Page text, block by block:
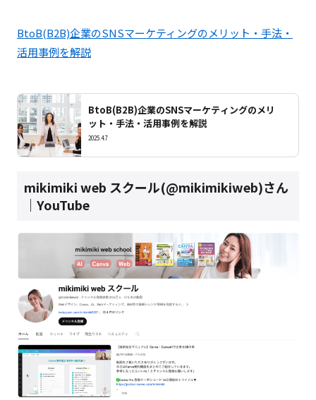
BtoB(B2B)企業のSNSマーケティングのメリット・手法・
活用事例を解説
BtoB(B2B)企業のSNSマーケティングのメリ
ット・手法・活用事例を解説
2025.4.7
mikimiki web スクール(@mikimikiweb)さん
｜YouTube